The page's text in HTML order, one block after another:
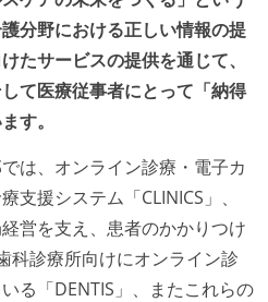
分野における正しい情報の提
たサービスの提供を通じて、
て医療従事者にとって「納得
す。
は、オンライン診療・電子カ
支援システム「CLINICS」、
営を支え、患者のかかりつけ
科診療所向けにオンライン診
る「DENTIS」、またこれらの